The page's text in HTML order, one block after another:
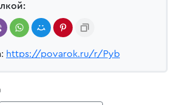
https://povarok.ru/r/Pyb